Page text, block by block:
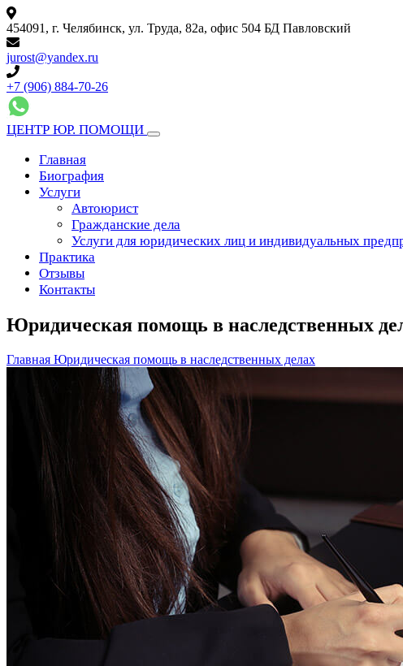
454091, г. Челябинск, ул. Труда, 82а, офис 504 БД Павловский
jurost@yandex.ru
+7 (906) 884-70-26
ЦЕНТР ЮР. ПОМОЩИ
Главная
Биография
Услуги
Автоюрист
Гражданские дела
Услуги для юридических лиц и индивидуальных
Практика
Отзывы
Контакты
Юридическая помощь в наследственных
Главная Юридическая помощь в наследственных делах